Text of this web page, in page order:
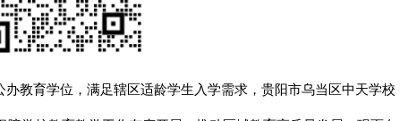
教育学位，满足辖区适龄学生入学需求，贵阳市乌当区中天学校